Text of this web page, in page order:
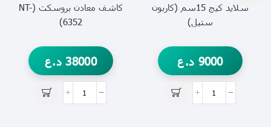
سلايد كيج 15سم (كاربون
ستيل)
9000 د.ع
كاشف معادن بروسكت (NT-
6352)
38000 د.ع